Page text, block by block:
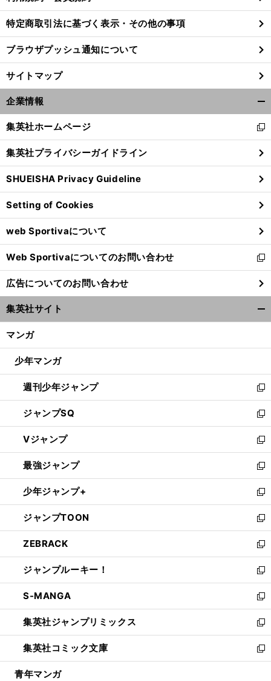
特定商取引法に基づく表示・その他の事項
ブラウザプッシュ通知について
サイトマップ
企業情報
閉
る
集英社ホームページ
新
し
い
ウ
ィ
ン
ド
ウ
で
開
く
集英社プライバシーガイドライン
SHUEISHA Privacy Guideline
Setting of Cookies
web Sportivaについて
Web Sportivaについてのお問い合わせ
新
し
い
ウ
ィ
ン
ウ
開
く
広告についてのお問い合わせ
集英社サイト
マンガ
少年マンガ
週刊少年ジャンプ
新
し
い
ウ
ィ
ン
ド
ウ
で
開
く
ジャンプSQ
新
し
い
ウ
ィ
ン
ド
ウ
で
開
く
Vジャンプ
新
し
い
ウ
ィ
ン
ド
ウ
で
開
く
最強ジャンプ
新
し
い
ウ
ィ
ン
ド
ウ
で
開
く
少年ジャンプ+
新
し
い
ウ
ィ
ン
ド
ウ
で
開
く
ジャンプTOON
新
し
い
ウ
ィ
ン
ド
ウ
で
開
く
ZEBRACK
新
し
い
ウ
ィ
ン
ド
ウ
で
開
ジャンプルーキー！
新
し
い
ウ
ィ
ン
ド
ウ
S-MANGA
新
し
い
ウ
ィ
ン
集英社ジャンプリミックス
新
し
い
ウ
集英社コミック文庫
新
し
青年マンガ